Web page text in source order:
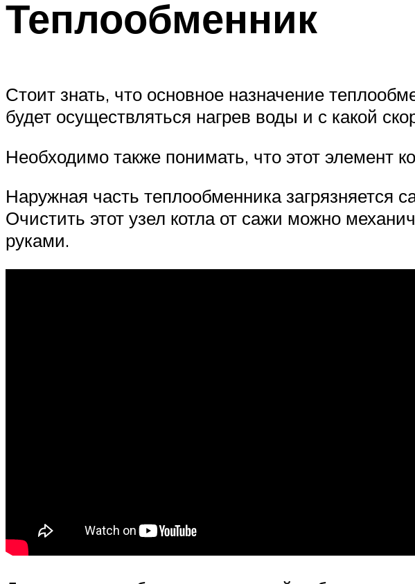
Теплообменник
Стоит знать, что основное назначение
будет осуществляться нагрев воды и с какой
Необходимо также понимать, что этот элемент
Наружная часть теплообменника загрязняется
Очистить этот узел котла от сажи можно
руками.